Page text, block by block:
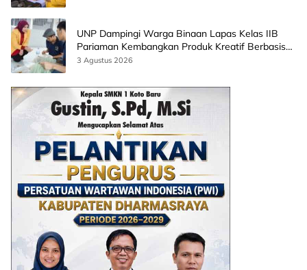
UNP Dampingi Warga Binaan Lapas Kelas IIB
Pariaman Kembangkan Produk Kreatif Berbasis
AI
3 Agustus 2026